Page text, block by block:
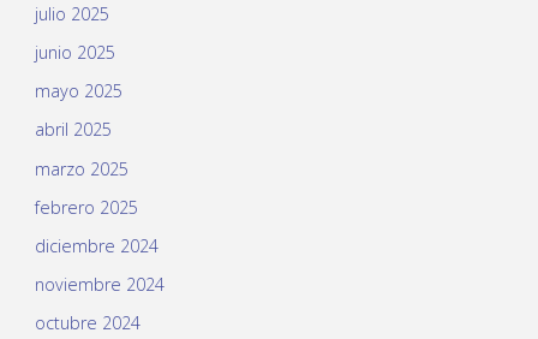
julio 2025
junio 2025
mayo 2025
abril 2025
marzo 2025
febrero 2025
diciembre 2024
noviembre 2024
octubre 2024